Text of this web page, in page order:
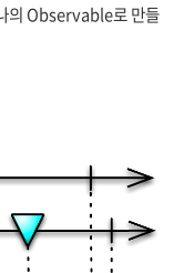
의 Observable로 만들